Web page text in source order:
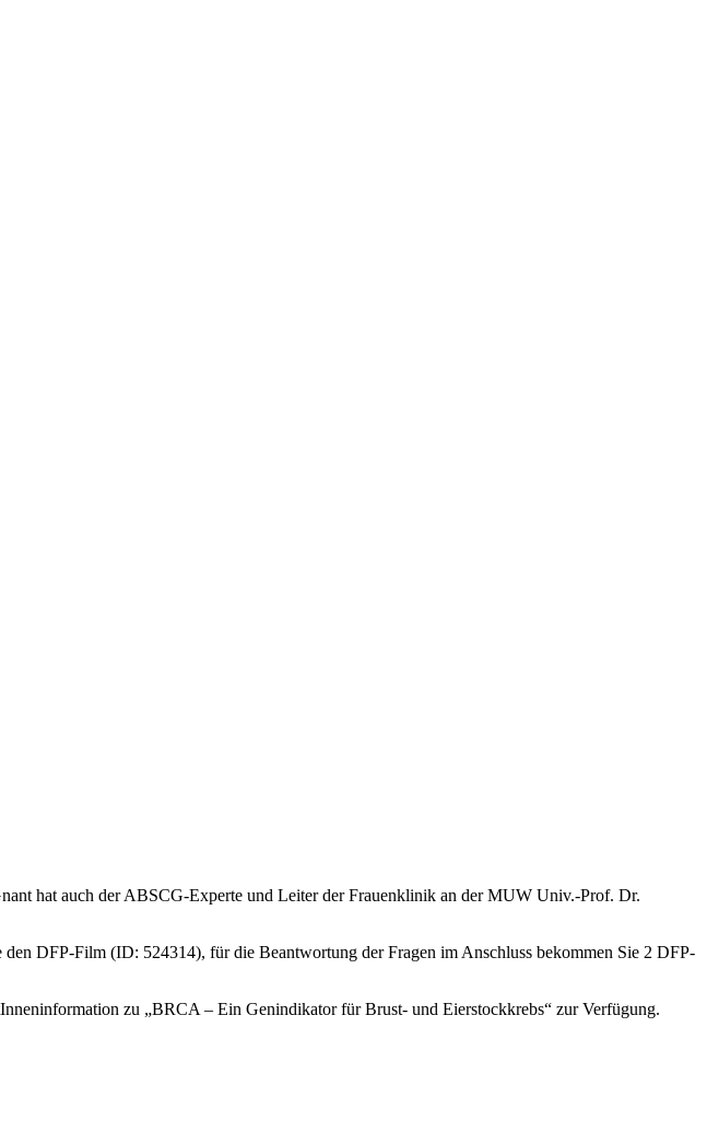
hat auch der ABSCG-Experte und Leiter der Frauenklinik an der MUW Univ.-Prof. Dr.
den DFP-Film (ID: 524314), für die Beantwortung der Fragen im Anschluss bekommen Sie 2 DFP-
zu „BRCA – Ein Genindikator für Brust- und Eierstockkrebs“ zur Verfügung.